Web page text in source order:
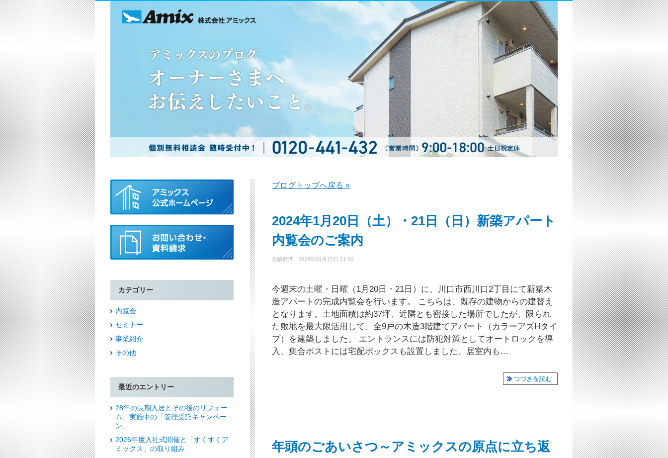
ブログトップへ戻る »
2024年1月20日（土）・21日（日）新築アパート
内覧会のご案内
投稿時間 : 2024年01月15日 11:00
今週末の土曜・日曜（1月20日・21日）に、川口市西川口2丁目にて新築木
造アパートの完成内覧会を行います。 こちらは、既存の建物からの建替え
となります。土地面積は約37坪、近隣とも密接した場所でしたが、限られ
た敷地を最大限活用して、全9戸の木造3階建てアパート（カラーアズHタイ
プ）を建築しました。 エントランスには防犯対策としてオートロックを導
入、集合ポストには宅配ボックスも設置しました。居室内も…
つづきを読む
年頭のごあいさつ～アミックスの原点に立ち返
カテゴリー
内覧会
セミナー
事業紹介
その他
最近のエントリー
28年の長期入居とその後のリフォー
ム、実施中の「管理受託キャンペー
ン」
2026年度入社式開催と「すくすくア
ミックス」の取り組み